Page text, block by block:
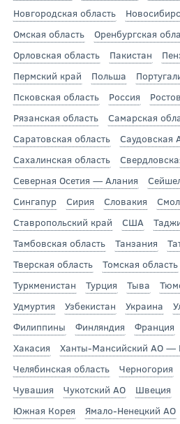
Новгородская область
Омская область
Оренбургская
Орловская область
Пакистан
Пермский край
Польша
Псковская область
Россия
Рязанская область
Самарская
Саратовская область
Саудовская
Сахалинская область
Северная Осетия — Алания
Сингапур
Сирия Словакия
Ставропольский край
США
Тамбовская область
Танзания
Тверская область
Томская область
Туркменистан
Турция Тыва
Удмуртия
Узбекистан Украина
Филиппины
Финляндия Франция
Хакасия
Ханты-Мансийский АО —
Челябинская область
Черногория
Чувашия
Чукотский АО Швеция
Южная Корея
Ямало-Ненецкий АО